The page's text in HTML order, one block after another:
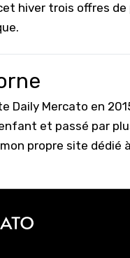
hiver trois offres de
Daily Mercato en
et passé par
propre site